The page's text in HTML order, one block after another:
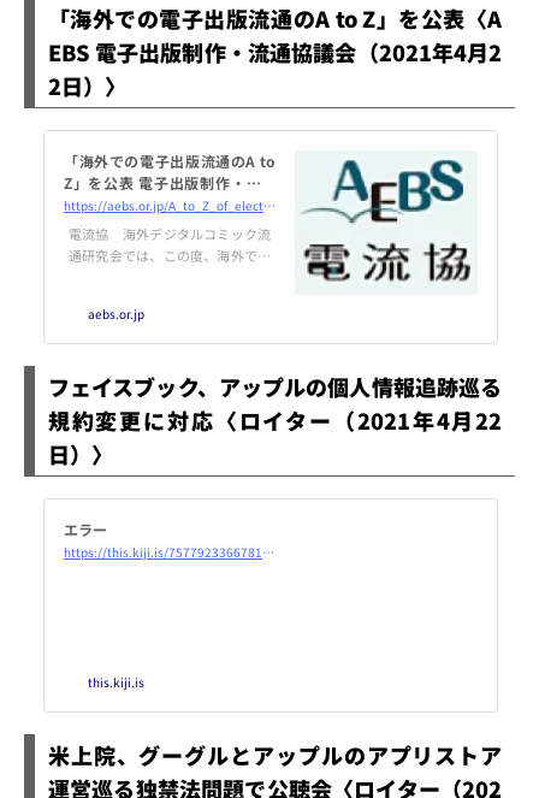
le）が発効した。この最終規則の
要点を紹介したい。
「海外での電子出版流通のA to Z」を公表〈A
EBS 電子出版制作・流通協議会（2021年4月2
2日）〉
「海外での電子出版流通のA to
Z」を公表 電子出版制作・流通
協議会
https://aebs.or.jp/A_to_Z_of_electronic_publishing_overseas.html
電流協 海外デジタルコミック流
通研究会では、この度、海外での
にまとめた手引書である『海外で
の電子出版流通のA to Z』を公表
aebs.or.jp
フェイスブック、アップルの個人情報追跡巡る
規約変更に対応〈ロイター（2021年4月22
日）〉
エラー
https://this.kiji.is/757792336678174720?c=491375730748638305
this.kiji.is
米上院、グーグルとアップルのアプリストア
運営巡る独禁法問題で公聴会〈ロイター（202